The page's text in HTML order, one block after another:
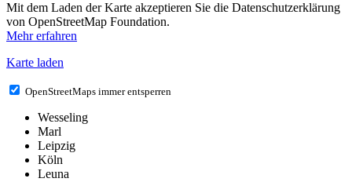
Mit dem Laden der Karte akzeptieren Sie die Datenschutzerklärung
von OpenStreetMap Foundation.
Mehr erfahren
Karte laden
OpenStreetMaps immer entsperren
Wesseling
Marl
Leipzig
Köln
Leuna